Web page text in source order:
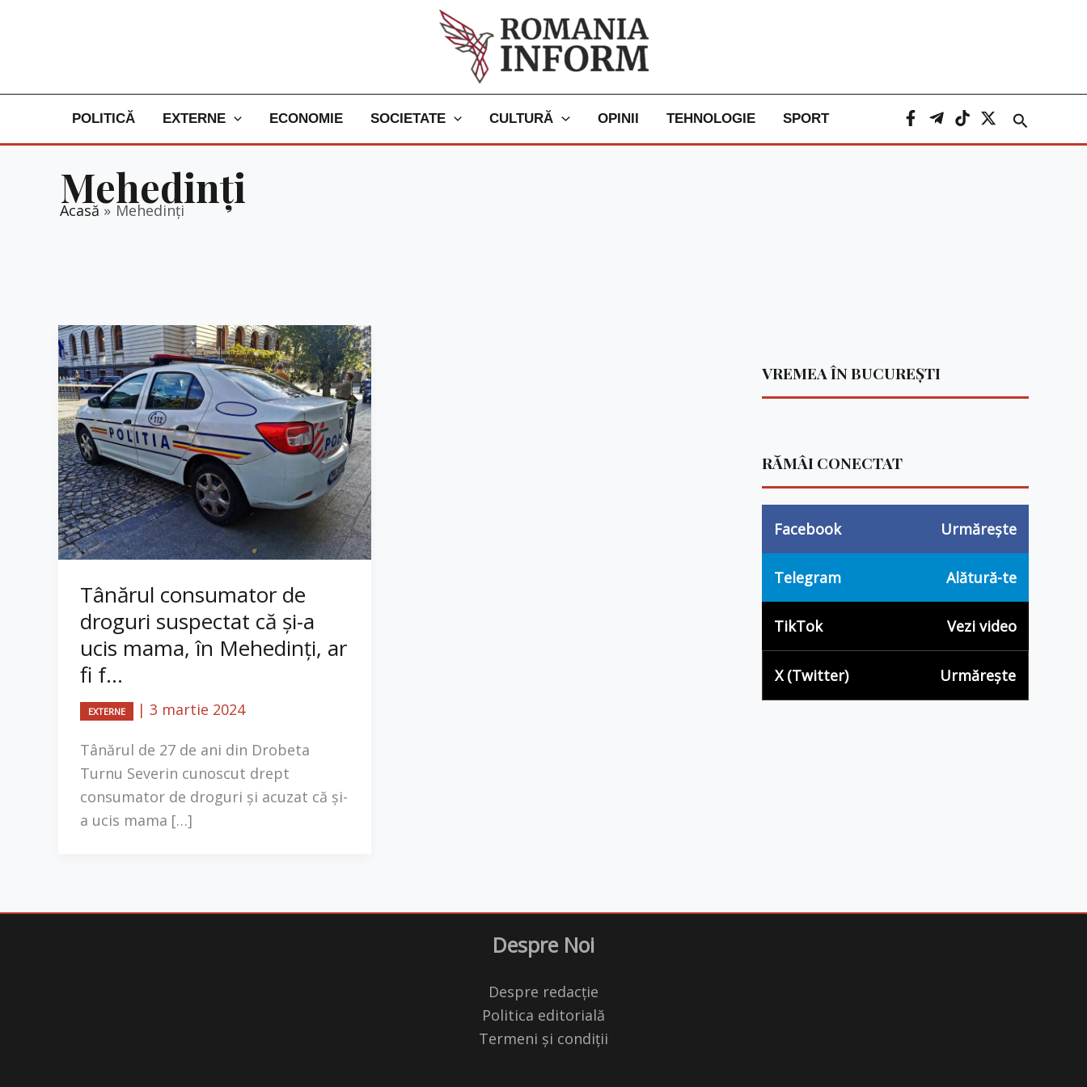
POLITICĂ EXTERNE ECONOMIE SOCIETATE CULTURĂ OPINII TEHNOLOGIE SPORT Caută
Mehedinți
Acasă Mehedinți
Tânărul consumator de
droguri suspectat că și-a
ucis mama, în Mehedinți, ar
fi f...
EXTERNE | 3 martie 2024
Tânărul de 27 de ani din Drobeta
Turnu Severin cunoscut drept
consumator de droguri și acuzat că și-
a ucis mama […]
VREMEA ÎN BUCUREȘTI
RĂMÂI CONECTAT
Facebook Urmărește
Telegram Alătură-te
TikTok Vezi video
X (Twitter) Urmărește
Despre Noi
Despre redacție
Politica editorială
Termeni și condiții